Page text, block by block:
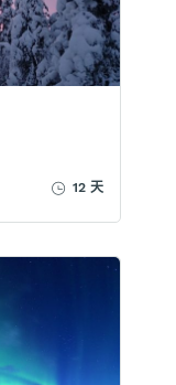
12 天